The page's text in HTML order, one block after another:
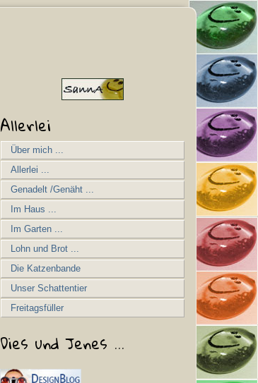
Allerlei
Über mich ...
Allerlei ...
Genadelt /Genäht ...
Im Haus ...
Im Garten ...
Lohn und Brot ...
Die Katzenbande
Unser Schattentier
Freitagsfüller
Dies und Jenes ...